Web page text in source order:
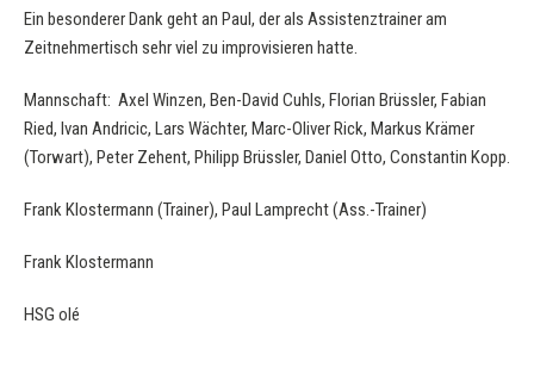
Ein besonderer Dank geht an Paul, der als Assistenztrainer am
Zeitnehmertisch sehr viel zu improvisieren hatte.
Mannschaft: Axel Winzen, Ben-David Cuhls, Florian Brüssler, Fabian
Ried, Ivan Andricic, Lars Wächter, Marc-Oliver Rick, Markus Krämer
(Torwart), Peter Zehent, Philipp Brüssler, Daniel Otto, Constantin Kopp.
Frank Klostermann (Trainer), Paul Lamprecht (Ass.-Trainer)
Frank Klostermann
HSG olé